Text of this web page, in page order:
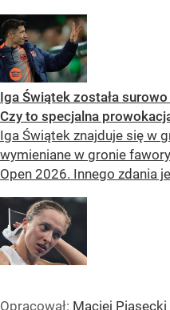
Iga Świątek została
Czy to specjalna
Iga Świątek znajduje się w
wymieniane w gronie
Open 2026. Innego zdania
Opracował: Maciej Piasecki